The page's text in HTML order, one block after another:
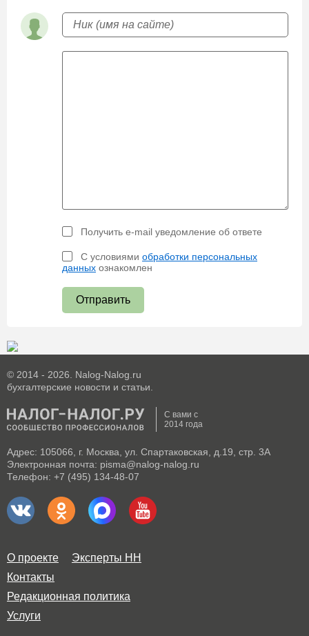
Получить e-mail уведомление об ответе
С условиями обработки персональных
данных ознакомлен
Отправить
© 2014 - 2026. Nalog-Nalog.ru
бухгалтерские новости и статьи.
С вами с
2014 года
Адрес: 105066, г. Москва, ул. Спартаковская, д.19, стр. 3А
Электронная почта: pisma@nalog-nalog.ru
Телефон: +7 (495) 134-48-07
О проекте
Эксперты НН
Контакты
Редакционная политика
Услуги